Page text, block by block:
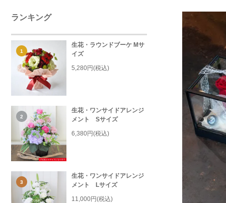
ランキング
1
生花・ラウンドブーケ Mサ
イズ
5,280円(税込)
2
生花・ワンサイドアレンジ
メント Sサイズ
6,380円(税込)
3
生花・ワンサイドアレンジ
メント Lサイズ
11,000円(税込)